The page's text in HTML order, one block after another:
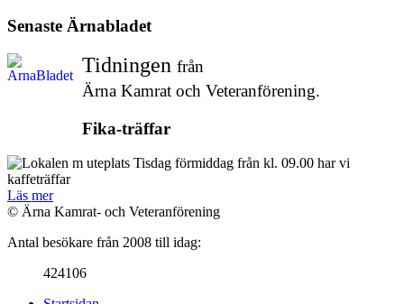
Senaste Ärnabladet
Tidningen från
Ärna Kamrat och Veteranförening.
Fika-träffar
Tisdag förmiddag från kl. 09.00 har vi
kaffeträffar
Läs mer
© Ärna Kamrat- och Veteranförening
Antal besökare från 2008 till idag:
424106